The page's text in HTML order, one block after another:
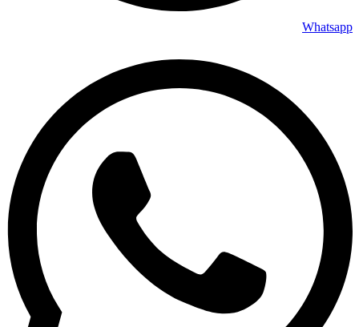
Whatsapp